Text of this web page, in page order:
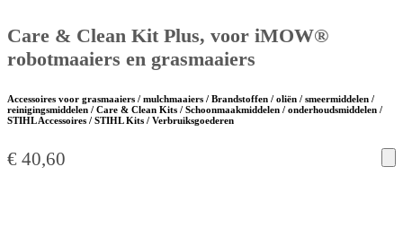
Care & Clean Kit Plus, voor iMOW®
robotmaaiers en grasmaaiers
Accessoires voor grasmaaiers / mulchmaaiers / Brandstoffen / oliën / smeermiddelen /
reinigingsmiddelen / Care & Clean Kits / Schoonmaakmiddelen / onderhoudsmiddelen /
STIHL Accessoires / STIHL Kits / Verbruiksgoederen
€ 40,60